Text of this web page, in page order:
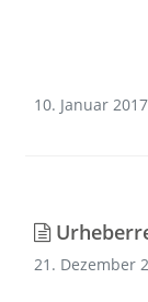
10. Januar 2017
21. Dezember